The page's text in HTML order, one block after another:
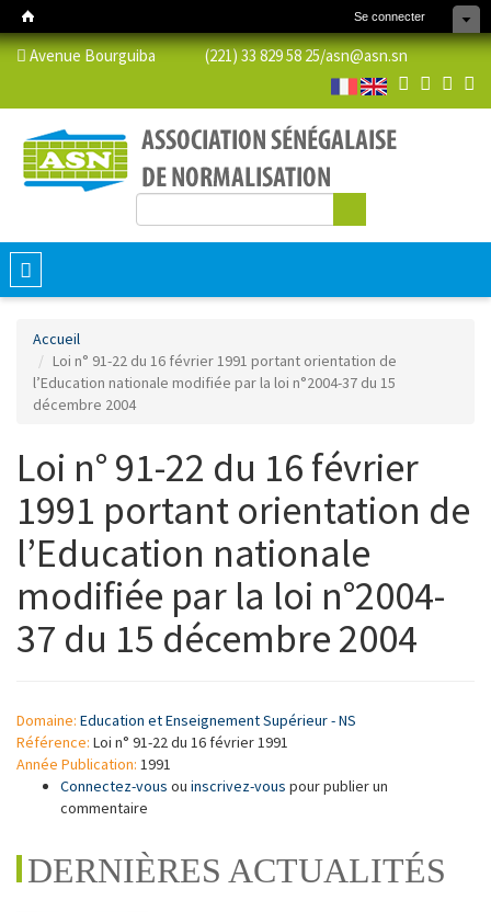
Se connecter
Avenue Bourguiba (221) 33 829 58 25/asn@asn.sn
Formulaire de recherche
Toggle
navigation
Accueil
Loi n° 91-22 du 16 février 1991 portant orientation de
l’Education nationale modifiée par la loi n°2004-37 du 15
décembre 2004
Loi n° 91-22 du 16 février
1991 portant orientation de
l’Education nationale
modifiée par la loi n°2004-
37 du 15 décembre 2004
Domaine: Education et Enseignement Supérieur - NS
Référence: Loi n° 91-22 du 16 février 1991
Année Publication: 1991
Connectez-vous ou inscrivez-vous pour publier un
commentaire
DERNIÈRES ACTUALITÉS